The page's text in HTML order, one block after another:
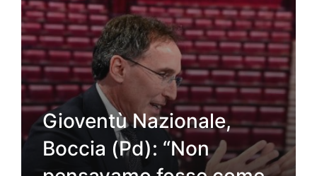
Gioventù Nazionale,
Boccia (Pd): “Non